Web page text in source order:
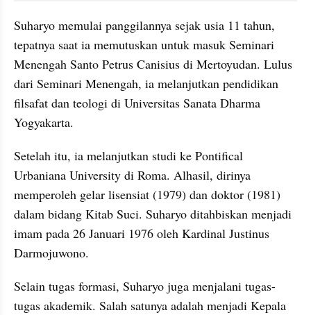
Suharyo memulai panggilannya sejak usia 11 tahun,
tepatnya saat ia memutuskan untuk masuk Seminari
Menengah Santo Petrus Canisius di Mertoyudan. Lulus
dari Seminari Menengah, ia melanjutkan pendidikan
filsafat dan teologi di Universitas Sanata Dharma
Yogyakarta.
Setelah itu, ia melanjutkan studi ke Pontifical
Urbaniana University di Roma. Alhasil, dirinya
memperoleh gelar lisensiat (1979) dan doktor (1981)
dalam bidang Kitab Suci. Suharyo ditahbiskan menjadi
imam pada 26 Januari 1976 oleh Kardinal Justinus
Darmojuwono.
Selain tugas formasi, Suharyo juga menjalani tugas-
tugas akademik. Salah satunya adalah menjadi Kepala